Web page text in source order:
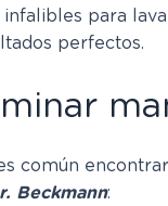
para
perfectos.
común
Beckmann: